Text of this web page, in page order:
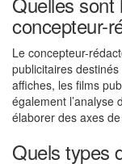
concepteur-
Le concepteur-
publicitaires
affiches, les films
également
élaborer des axes
Quels types